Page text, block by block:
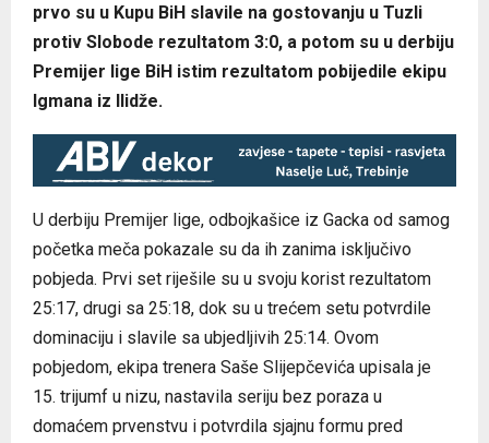
prvo su u Kupu BiH slavile na gostovanju u Tuzli
protiv Slobode rezultatom 3:0, a potom su u derbiju
Premijer lige BiH istim rezultatom pobijedile ekipu
Igmana iz Ilidže.
U derbiju Premijer lige, odbojkašice iz Gacka od samog
početka meča pokazale su da ih zanima isključivo
pobjeda. Prvi set riješile su u svoju korist rezultatom
25:17, drugi sa 25:18, dok su u trećem setu potvrdile
dominaciju i slavile sa ubjedljivih 25:14. Ovom
pobjedom, ekipa trenera Saše Slijepčevića upisala je
15. trijumf u nizu, nastavila seriju bez poraza u
domaćem prvenstvu i potvrdila sjajnu formu pred